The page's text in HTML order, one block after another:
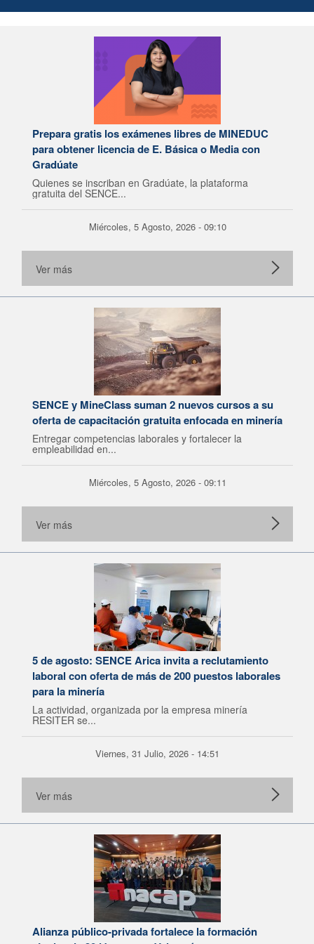
Prepara gratis los exámenes libres de MINEDUC
para obtener licencia de E. Básica o Media con
Gradúate
Quienes se inscriban en Gradúate, la plataforma
gratuita del SENCE...
Miércoles, 5 Agosto, 2026 - 09:10
Ver más
SENCE y MineClass suman 2 nuevos cursos a su
oferta de capacitación gratuita enfocada en minería
Entregar competencias laborales y fortalecer la
empleabilidad en...
Miércoles, 5 Agosto, 2026 - 09:11
Ver más
5 de agosto: SENCE Arica invita a reclutamiento
laboral con oferta de más de 200 puestos laborales
para la minería
La actividad, organizada por la empresa minería
RESITER se...
Viernes, 31 Julio, 2026 - 14:51
Ver más
Alianza público-privada fortalece la formación